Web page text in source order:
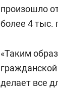
произошло
более 4 тыс.
«Таким
гражданской
делает все